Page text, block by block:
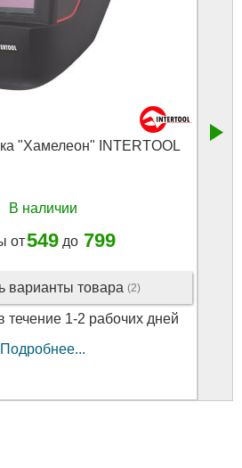
"Хамелеон" INTERTOOL
В наличии
от549 до 799
варианты товара (2)
течение 1-2 рабочих дней
Подробнее...